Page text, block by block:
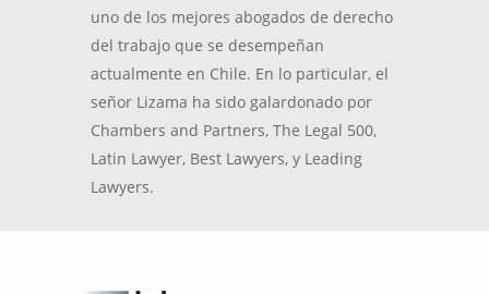
uno de los mejores abogados de derecho
del trabajo que se desempeñan
actualmente en Chile. En lo particular, el
señor Lizama ha sido galardonado por
Chambers and Partners, The Legal 500,
Latin Lawyer, Best Lawyers, y Leading
Lawyers.